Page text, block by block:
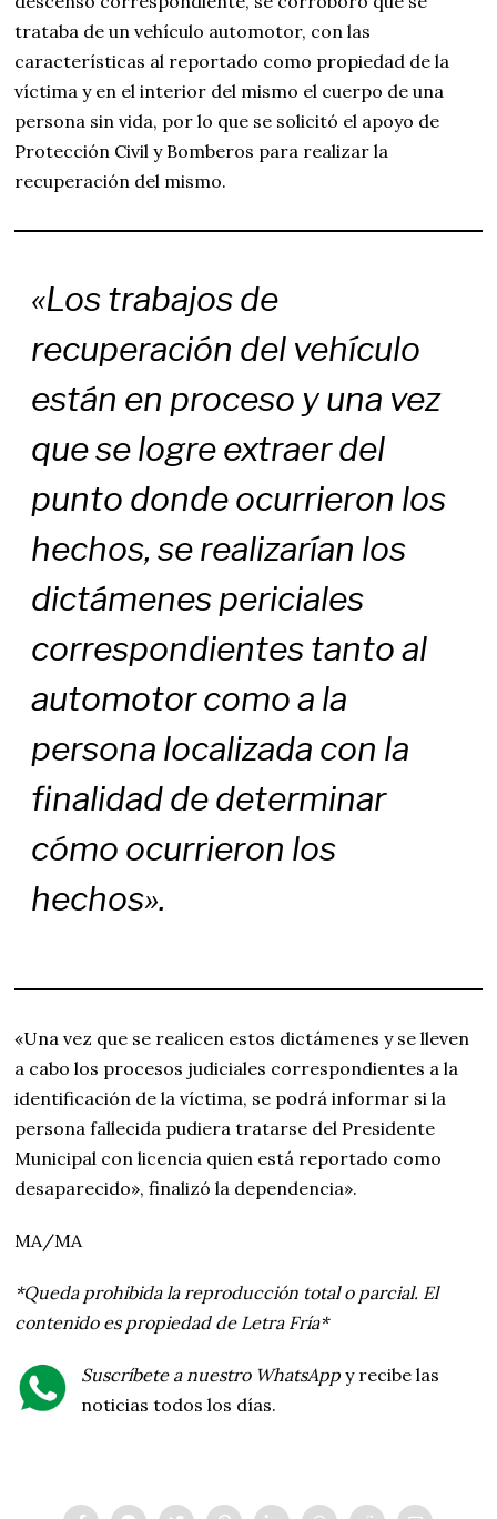
trataba de un vehículo automotor, con las
características al reportado como propiedad de la
víctima y en el interior del mismo el cuerpo de una
persona sin vida, por lo que se solicitó el apoyo de
Protección Civil y Bomberos para realizar la
recuperación del mismo.
«Los trabajos de
recuperación del vehículo
están en proceso y una vez
que se logre extraer del
punto donde ocurrieron los
hechos, se realizarían los
dictámenes periciales
correspondientes tanto al
automotor como a la
persona localizada con la
finalidad de determinar
cómo ocurrieron los
hechos».
«Una vez que se realicen estos dictámenes y se lleven
a cabo los procesos judiciales correspondientes a la
identificación de la víctima, se podrá informar si la
persona fallecida pudiera tratarse del Presidente
Municipal con licencia quien está reportado como
desaparecido», finalizó la dependencia».
MA/MA
*Queda prohibida la reproducción total o parcial. El
contenido es propiedad de Letra Fría*
Suscríbete a nuestro WhatsApp y recibe las
noticias todos los días.